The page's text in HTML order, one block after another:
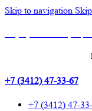
Skip to navigation
+7 (3412) 47-33-67
+7 (3412) 47-